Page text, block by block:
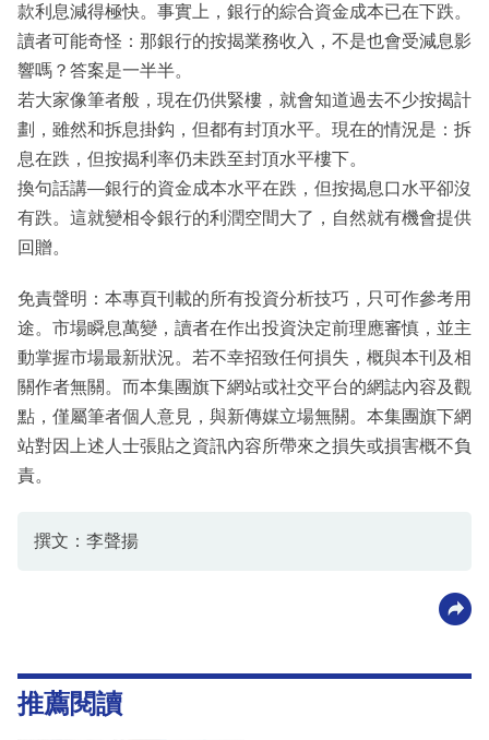
款利息減得極快。事實上，銀行的綜合資金成本已在下跌。
讀者可能奇怪：那銀行的按揭業務收入，不是也會受減息影
響嗎？答案是一半半。
若大家像筆者般，現在仍供緊樓，就會知道過去不少按揭計
劃，雖然和拆息掛鈎，但都有封頂水平。現在的情況是：拆
息在跌，但按揭利率仍未跌至封頂水平樓下。
換句話講—銀行的資金成本水平在跌，但按揭息口水平卻沒
有跌。這就變相令銀行的利潤空間大了，自然就有機會提供
回贈。
免責聲明：本專頁刊載的所有投資分析技巧，只可作參考用
途。市場瞬息萬變，讀者在作出投資決定前理應審慎，並主
動掌握市場最新狀況。若不幸招致任何損失，概與本刊及相
關作者無關。而本集團旗下網站或社交平台的網誌內容及觀
點，僅屬筆者個人意見，與新傳媒立場無關。本集團旗下網
站對因上述人士張貼之資訊內容所帶來之損失或損害概不負
責。
撰文：李聲揚
推薦閱讀